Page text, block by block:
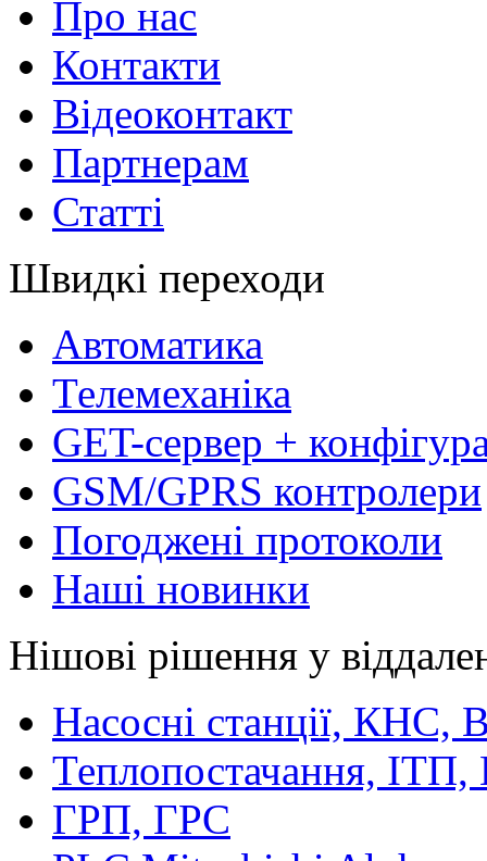
Про нас
Контакти
Відеоконтакт
Партнерам
Статті
Швидкі переходи
Автоматика
Телемеханіка
GET-сервер +
GSM/GPRS контролери
Погоджені протоколи
Наші новинки
Нішові рішення у
Насосні станції, КНС,
Теплопостачання,
ГРП, ГРС